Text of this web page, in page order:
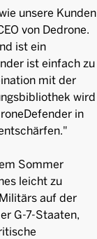
unsere Kunden
von Dedrone.
ist ein
ist einfach zu
mit der
wird
in
Sommer
leicht zu
auf der
G-7-Staaten,